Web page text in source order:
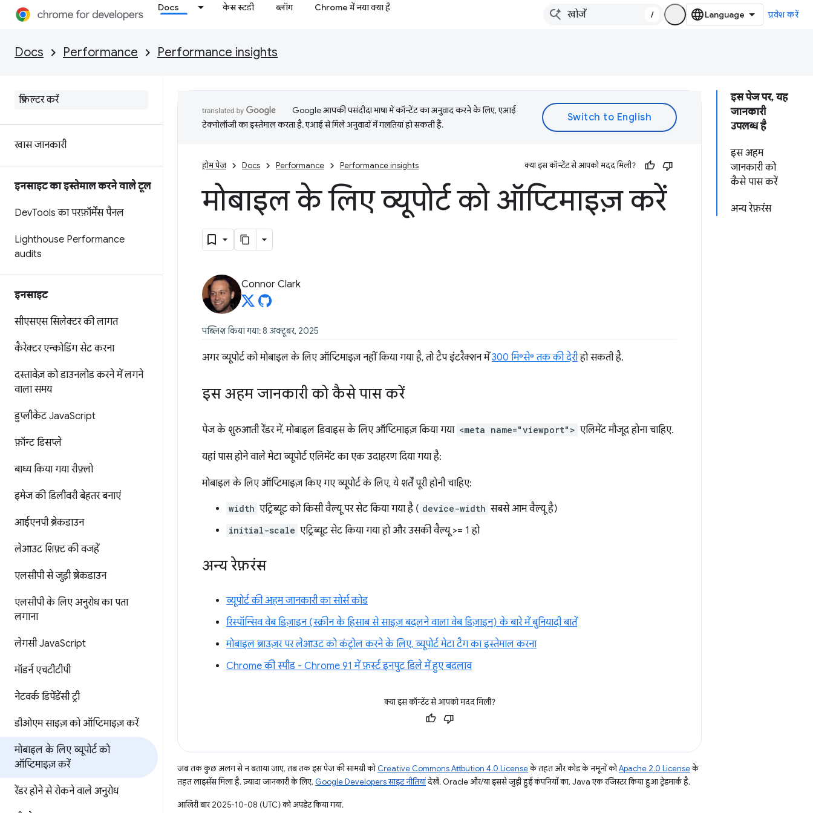
Docs केस स्टडी ब्लॉग Chrome में नया क्या है
/ प्रवेश करें
Docs Performance Performance insights
खास जानकारी
इनसाइट का इस्तेमाल करने वाले टूल
DevTools का परफ़ॉर्मेंस पैनल
Lighthouse Performance
audits
इनसाइट
सीएसएस सिलेक्टर की लागत
कैरेक्टर एन्कोडिंग सेट करना
दस्तावेज़ को डाउनलोड करने में लगने
वाला समय
डुप्लीकेट JavaScript
फ़ॉन्ट डिसप्ले
बाध्य किया गया रीफ़्लो
इमेज की डिलीवरी बेहतर बनाएं
आईएनपी ब्रेकडाउन
लेआउट शिफ़्ट की वजहें
एलसीपी से जुड़ी ब्रेकडाउन
एलसीपी के लिए अनुरोध का पता
लगाना
लेगसी JavaScript
मॉडर्न एचटीटीपी
नेटवर्क डिपेंडेंसी ट्री
डीओएम साइज़ को ऑप्टिमाइज़ करें
मोबाइल के लिए व्यूपोर्ट को
ऑप्टिमाइज़ करें
रेंडर होने से रोकने वाले अनुरोध
इस पेज पर, यह
जानकारी
उपलब्ध है
इस अहम
जानकारी को
कैसे पास करें
अन्य रेफ़रंस
Google आपकी पसंदीदा भाषा में कॉन्टेंट का अनुवाद करने के लिए, एआई
टेक्नोलॉजी का इस्तेमाल करता है. एआई से मिले अनुवादों में गलतियां हो सकती हैं.
होम पेज Docs Performance Performance insights क्या इस कॉन्टेंट से आपको मदद मिली?
मोबाइल के लिए व्यूपोर्ट को ऑप्टिमाइज़ करें
Connor Clark
पब्लिश किया गया: 8 अक्टूबर, 2025
अगर व्यूपोर्ट को मोबाइल के लिए ऑप्टिमाइज़ नहीं किया गया है, तो टैप इंटरैक्शन में300 मि॰से॰ तक की देरीहो सकती है.
इस अहम जानकारी को कैसे पास करें
पेज के शुरुआती रेंडर में, मोबाइल डिवाइस के लिए ऑप्टिमाइज़ किया गया <meta name="viewport"> एलिमेंट मौजूद होना चाहिए.
यहां पास होने वाले मेटा व्यूपोर्ट एलिमेंट का एक उदाहरण दिया गया है:
मोबाइल के लिए ऑप्टिमाइज़ किए गए व्यूपोर्ट के लिए, ये शर्तें पूरी होनी चाहिए:
width एट्रिब्यूट को किसी वैल्यू पर सेट किया गया है ( device-width सबसे आम वैल्यू है)
initial-scale एट्रिब्यूट सेट किया गया हो और उसकी वैल्यू >= 1 हो
अन्य रेफ़रंस
व्यूपोर्ट की अहम जानकारी का सोर्स कोड
रिस्पॉन्सिव वेब डिज़ाइन (स्क्रीन के हिसाब से साइज़ बदलने वाला वेब डिज़ाइन) के बारे में बुनियादी बातें
मोबाइल ब्राउज़र पर लेआउट को कंट्रोल करने के लिए, व्यूपोर्ट मेटा टैग का इस्तेमाल करना
Chrome की स्पीड - Chrome 91 में फ़र्स्ट इनपुट डिले में हुए बदलाव
क्या इस कॉन्टेंट से आपको मदद मिली?
जब तक कुछ अलग से न बताया जाए, तब तक इस पेज की सामग्री कोCreative Commons Attribution 4.0 Licenseके तहत और कोड के नमूनों कोApache 2.0 Licenseके
तहत लाइसेंस मिला है. ज़्यादा जानकारी के लिए, Google Developers साइट नीतियांदेखें. Oracle और/या इससे जुड़ी हुई कंपनियों का, Java एक रजिस्टर किया हुआ ट्रेडमार्क है.
आखिरी बार 2025-10-08 (UTC) को अपडेट किया गया.